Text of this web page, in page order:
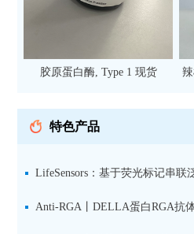
胶原蛋白酶, Type 1 现货
特色产品
LifeSensors：基于荧光标记串联
（TUBE1(Alexa647)及试剂盒在
Anti-RGA丨DELLA蛋白RGA抗